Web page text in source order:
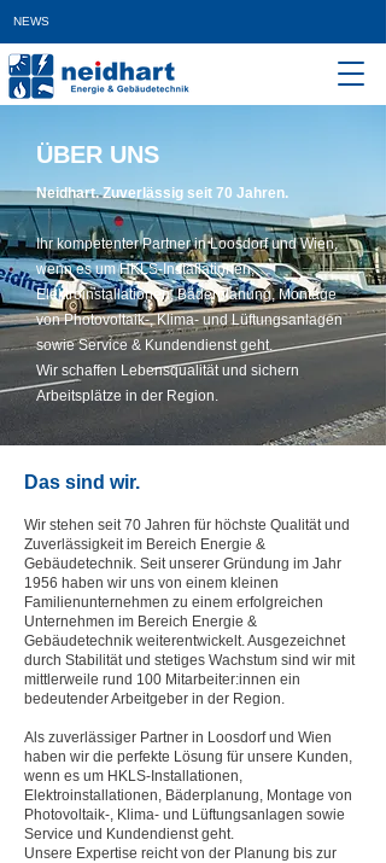
NEWS
ÜBER UNS
Neidhart. Zuverlässig seit 70 Jahren.
Ihr kompetenter Partner in Loosdorf und Wien,
wenn es um HKLS-Installationen,
Elektroinstallationen, Bäderplanung, Montage
von Photovoltaik-, Klima- und Lüftungsanlagen
sowie Service & Kundendienst geht.
Wir schaffen Lebensqualität und sichern
Arbeitsplätze in der Region.
Das sind wir.
Wir stehen seit 70 Jahren für höchste Qualität und
Zuverlässigkeit im Bereich Energie &
Gebäudetechnik. Seit unserer Gründung im Jahr
1956 haben wir uns von einem kleinen
Familienunternehmen zu einem erfolgreichen
Unternehmen im Bereich Energie &
Gebäudetechnik weiterentwickelt. Ausgezeichnet
durch Stabilität und stetiges Wachstum sind wir mit
mittlerweile rund 100 Mitarbeiter:innen ein
bedeutender Arbeitgeber in der Region.
Als zuverlässiger Partner in Loosdorf und Wien
haben wir die perfekte Lösung für unsere Kunden,
wenn es um HKLS-Installationen,
Elektroinstallationen, Bäderplanung, Montage von
Photovoltaik-, Klima- und Lüftungsanlagen sowie
Service und Kundendienst geht.
Unsere Expertise reicht von der Planung bis zur